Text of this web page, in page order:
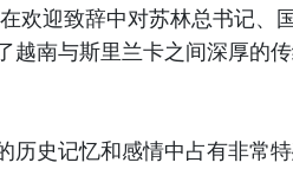
欢迎致辞中对苏林总书记、
南与斯里兰卡之间深厚的传
历史记忆和感情中占有非常